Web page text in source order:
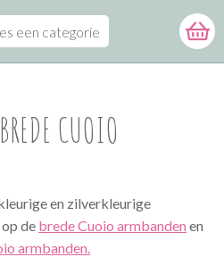
een categorie
CUOIO
en zilverkleurige
de brede Cuoio armbanden en
armbanden.